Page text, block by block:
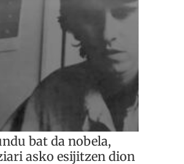
bat da nobela,
asko esijitzen dion